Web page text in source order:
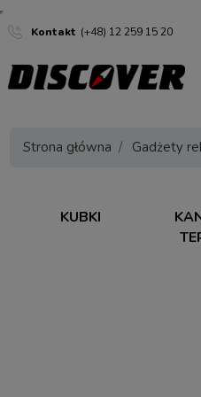
Kontakt (+48) 12 259 15 20
Strona główna Gadżety
KUBKI